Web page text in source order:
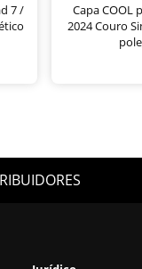
7 /
Capa COOL
2024 Couro